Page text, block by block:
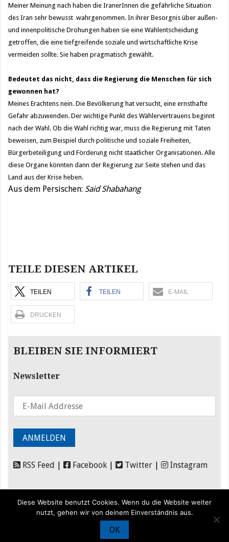
Meiner Meinung nach haben die IranerInnen die gefährliche Situation
des Iran sehr bewusst wahrgenommen. In ihrer Besorgnis über außen-
und innenpolitische Drohungen haben sie eine Wahlentscheidung
getroffen, die eine tiefgreifende soziale und wirtschaftliche Krise
vermeiden sollte. Sie haben pragmatisch gewählt.
Bedeutet das nicht, dass die Regierung die Menschen für sich
gewonnen hat?
Meines Erachtens nein. Die Bevölkerung hat versucht, eine ernsthafte
Gefahr abzuwenden. Der wichtige Punkt des Wählervertrauens beginnt
nach der Wahl. Ob die Wahl richtig war, muss die Regierung mit Taten
beweisen, zum Beispiel durch politische und soziale Freiheiten,
Bürgerbeteiligung und Förderung nicht staatlicher Organisationen. Alle
diese Organe könnten dann der Regierung zur Seite stehen und das
Land aus der Krise heben.
Aus dem Persischen: Said Shabahang
TEILE DIESEN ARTIKEL
TEILEN TEILEN E-MAIL
DRUCKEN
BLEIBEN SIE INFORMIERT
Newsletter
RSS Feed Facebook Twitter Instagram
Förderung|
Diese Website benutzt Cookies. Wenn du die Website weiter
nutzt, gehen wir von deinem Einverständnis aus.
OK